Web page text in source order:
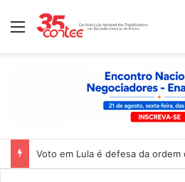
Menu
Nota de solidariedade ao povo